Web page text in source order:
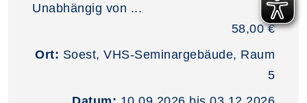
Unabhängig von ...
58,00 €
Ort: Soest, VHS-Seminargebäude, Raum
5